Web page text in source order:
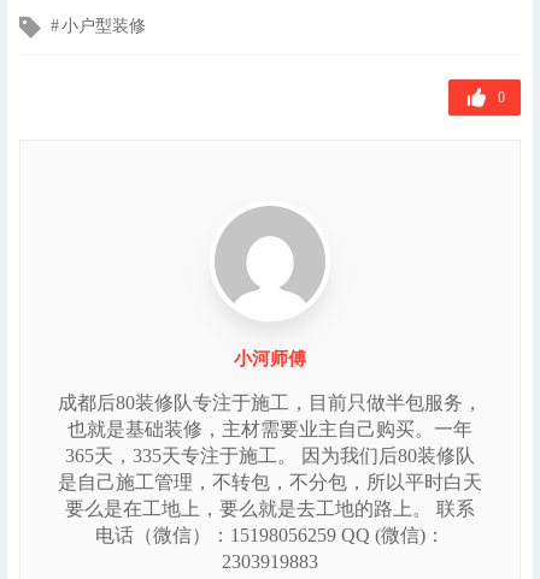
文小户型装修
0
小河师傅
成都后80装修队专注于施工，目前只做半包服务，
也就是基础装修，主材需要业主自己购买。一年
365天，335天专注于施工。 因为我们后80装修队
是自己施工管理，不转包，不分包，所以平时白天
要么是在工地上，要么就是去工地的路上。 联系
电话（微信）：15198056259 QQ (微信)：
2303919883